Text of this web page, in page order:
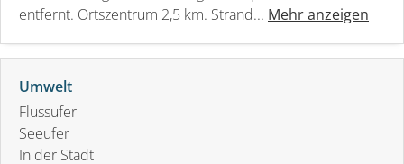
entfernt. Ortszentrum 2,5 km. Strand... Mehr anzeigen
Umwelt
Flussufer
Seeufer
In der Stadt